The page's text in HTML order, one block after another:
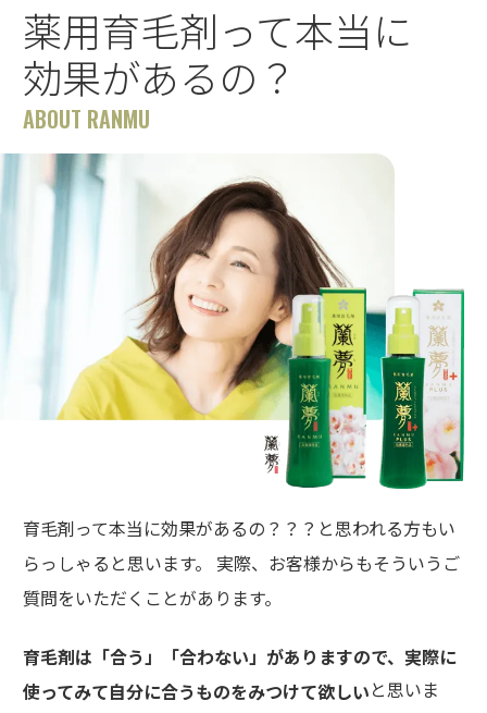
薬用育毛剤って本当に
効果があるの？
ABOUT RANMU
育毛剤って本当に効果があるの？？？と思われる方もい
らっしゃると思います。 実際、お客様からもそういうご
質問をいただくことがあります。
育毛剤は「合う」「合わない」がありますので、実際に
使ってみて自分に合うものをみつけて欲しいと思いま